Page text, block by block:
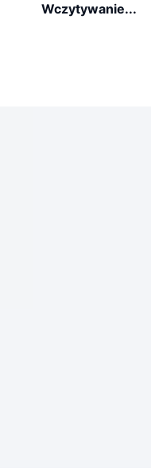
Wczytywanie...